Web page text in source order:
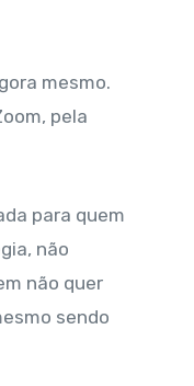
mesmo.
pela
para quem
não
não quer
sendo